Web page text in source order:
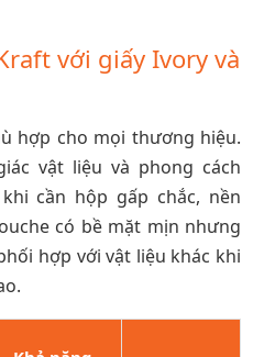
với giấy Ivory và
hợp cho mọi thương hiệu.
vật liệu và phong cách
cần hộp gấp chắc, nền
có bề mặt mịn nhưng
hợp với vật liệu khác khi